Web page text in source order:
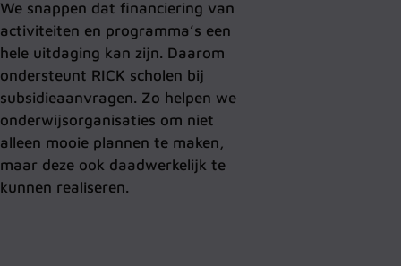
We snappen dat financiering van
activiteiten en programma’s een
hele uitdaging kan zijn. Daarom
ondersteunt RICK scholen bij
subsidieaanvragen. Zo helpen we
onderwijsorganisaties om niet
alleen mooie plannen te maken,
maar deze ook daadwerkelijk te
kunnen realiseren.